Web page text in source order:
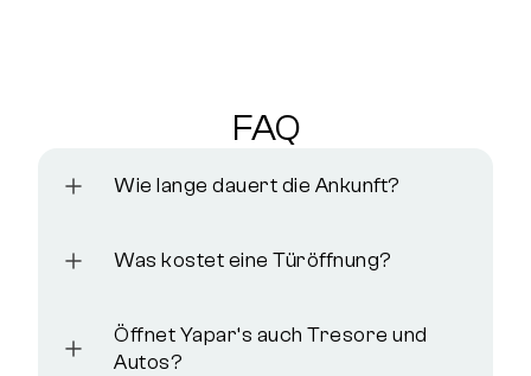
FAQ
Wie lange dauert die Ankunft?
Was kostet eine Türöffnung?
Öffnet Yapar‘s auch Tresore und
Autos?